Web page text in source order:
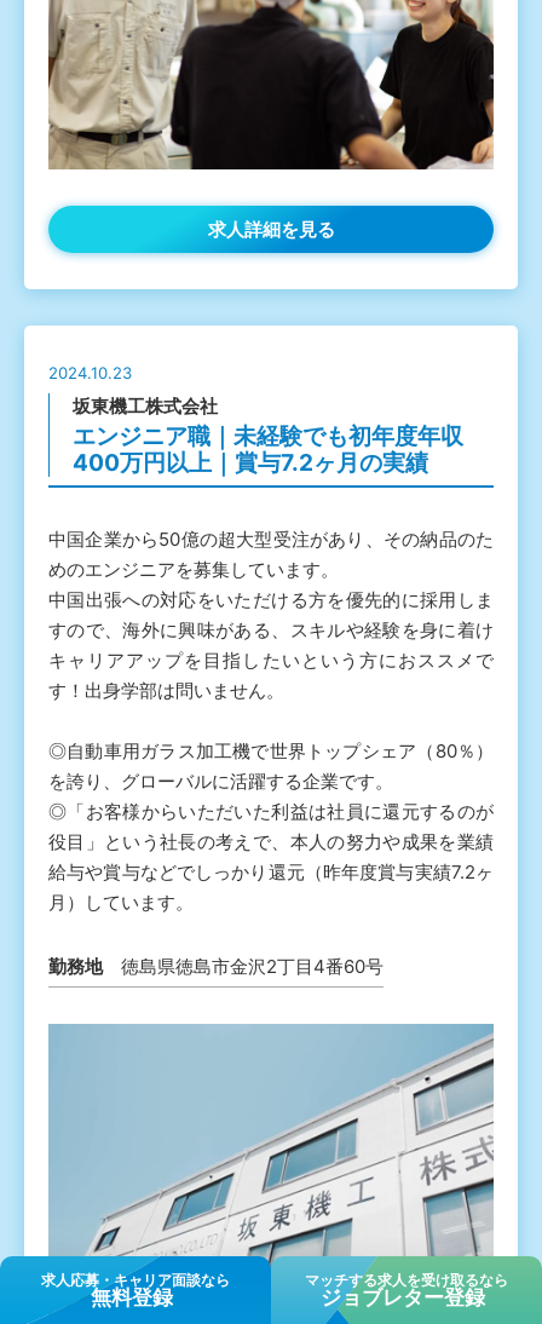
求人詳細を見る
2024.10.23
坂東機工株式会社
エンジニア職｜未経験でも初年度年収
400万円以上｜賞与7.2ヶ月の実績
中国企業から50億の超大型受注があり、その納品のた
めのエンジニアを募集しています。
中国出張への対応をいただける方を優先的に採用しま
すので、海外に興味がある、スキルや経験を身に着け
キャリアアップを目指したいという方におススメで
す！出身学部は問いません。
◎自動車用ガラス加工機で世界トップシェア（80％）
を誇り、グローバルに活躍する企業です。
◎「お客様からいただいた利益は社員に還元するのが
役目」という社⾧の考えで、本人の努力や成果を業績
給与や賞与などでしっかり還元（昨年度賞与実績7.2ヶ
月）しています。
勤務地 徳島県徳島市金沢2丁目4番60号
求⼈応募・キャリア⾯談なら
無料登録
マッチする求人を受け取るなら
ジョブレター登録